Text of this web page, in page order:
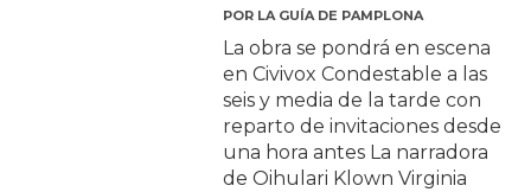
POR LA GUÍA DE PAMPLONA
La obra se pondrá en escena
en Civivox Condestable a las
seis y media de la tarde con
reparto de invitaciones desde
una hora antes La narradora
de Oihulari Klown Virginia